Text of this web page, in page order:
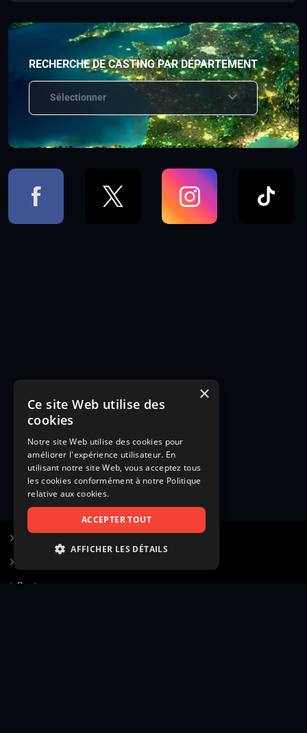
RECHERCHE DE CASTING PAR DÉPARTEMENT
Sélectionner
Poster une annonce
×
Ce site Web utilise des
cookies
Notre site Web utilise des cookies pour
améliorer l'expérience utilisateur. En
utilisant notre site Web, vous acceptez tous
les cookies conformément à notre Politique
relative aux cookies.
ACCEPTER TOUT
AFFICHER LES DÉTAILS